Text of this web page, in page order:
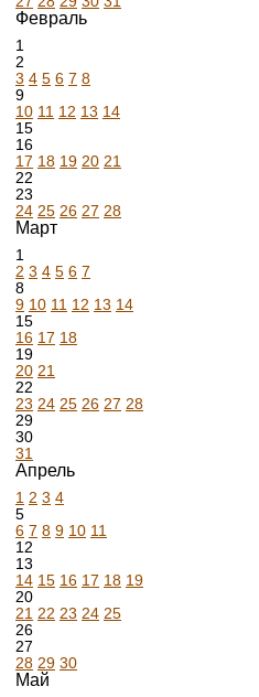
Февраль
1
2
3 4 5 6 7 8
9
10 11 12 13 14
15
16
17 18 19 20 21
22
23
24 25 26 27 28
Март
1
2 3 4 5 6 7
8
9 10 11 12 13 14
15
16 17 18
19
20 21
22
23 24 25 26 27 28
29
30
31
Апрель
1 2 3 4
5
6 7 8 9 10 11
12
13
14 15 16 17 18 19
20
21 22 23 24 25
26
27
28 29 30
Май